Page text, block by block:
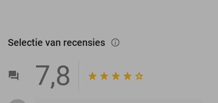
Selectie van recensies info_outlined
7,8